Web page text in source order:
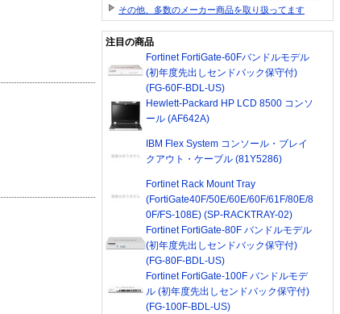
その他、多数のメーカー商品を取り扱ってます
注目の商品
Fortinet FortiGate-60Fバンドルモデル
(初年度先出しセンドバック保守付)
(FG-60F-BDL-US)
Hewlett-Packard HP LCD 8500 コンソ
ール (AF642A)
IBM Flex System コンソール・ブレイ
クアウト・ケーブル (81Y5286)
Fortinet Rack Mount Tray
(FortiGate40F/50E/60E/60F/61F/80E/8
0F/FS-108E) (SP-RACKTRAY-02)
Fortinet FortiGate-80F バンドルモデル
(初年度先出しセンドバック保守付)
(FG-80F-BDL-US)
Fortinet FortiGate-100F バンドルモデ
ル (初年度先出しセンドバック保守付)
(FG-100F-BDL-US)